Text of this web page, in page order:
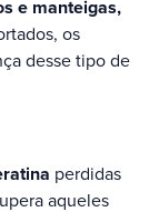
e manteigas,
os
desse tipo de
perdidas
aqueles